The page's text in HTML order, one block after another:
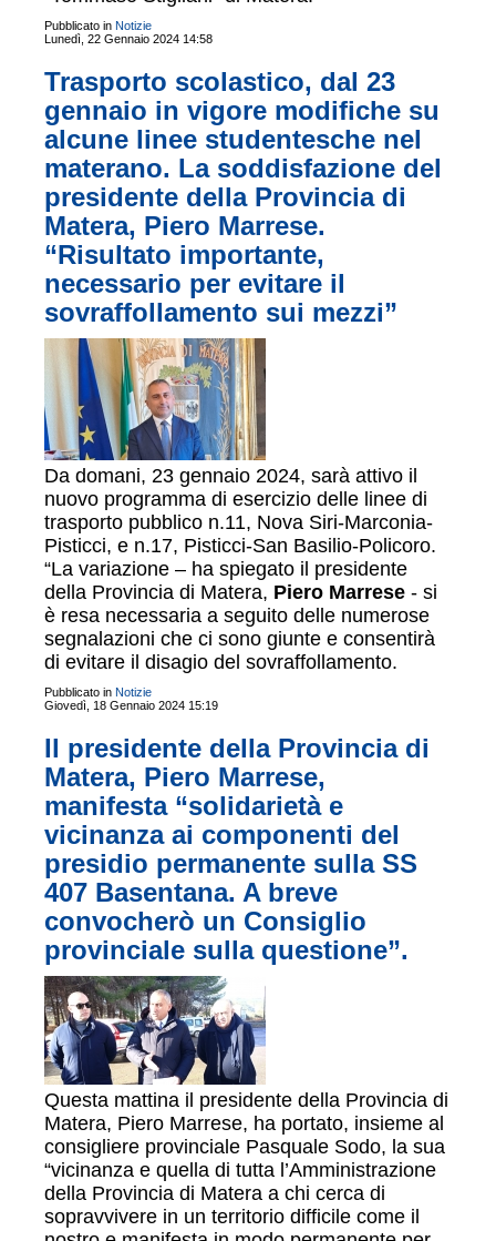
Pubblicato in Notizie
Lunedì, 22 Gennaio 2024 14:58
Trasporto scolastico, dal 23
gennaio in vigore modifiche su
alcune linee studentesche nel
materano. La soddisfazione del
presidente della Provincia di
Matera, Piero Marrese.
“Risultato importante,
necessario per evitare il
sovraffollamento sui mezzi”
Da domani, 23 gennaio 2024, sarà attivo il
nuovo programma di esercizio delle linee di
trasporto pubblico n.11, Nova Siri-Marconia-
Pisticci, e n.17, Pisticci-San Basilio-Policoro.
“La variazione – ha spiegato il presidente
della Provincia di Matera, Piero Marrese - si
è resa necessaria a seguito delle numerose
segnalazioni che ci sono giunte e consentirà
di evitare il disagio del sovraffollamento.
Pubblicato in Notizie
Giovedì, 18 Gennaio 2024 15:19
Il presidente della Provincia di
Matera, Piero Marrese,
manifesta “solidarietà e
vicinanza ai componenti del
presidio permanente sulla SS
407 Basentana. A breve
convocherò un Consiglio
provinciale sulla questione”.
Questa mattina il presidente della Provincia di
Matera, Piero Marrese, ha portato, insieme al
consigliere provinciale Pasquale Sodo, la sua
“vicinanza e quella di tutta l’Amministrazione
della Provincia di Matera a chi cerca di
sopravvivere in un territorio difficile come il